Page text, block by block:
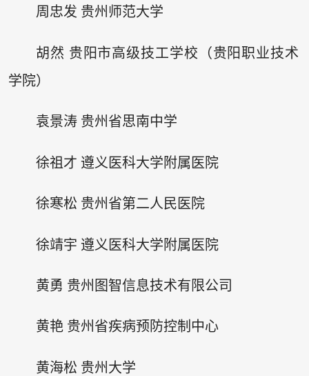
周忠发 贵州师范大学
胡然 贵阳市高级技工学校（贵阳职业技术
学院）
袁景涛 贵州省思南中学
徐祖才 遵义医科大学附属医院
徐寒松 贵州省第二人民医院
徐靖宇 遵义医科大学附属医院
黄勇 贵州图智信息技术有限公司
黄艳 贵州省疾病预防控制中心
黄海松 贵州大学